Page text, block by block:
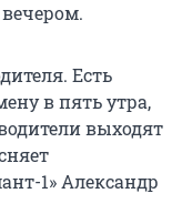
Есть
в пять утра,
выходят
1» Александр